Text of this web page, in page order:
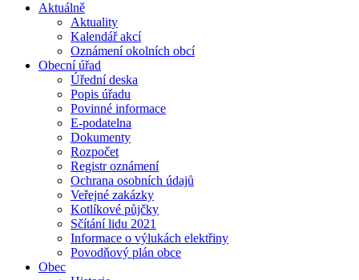
Aktuálně
Aktuality
Kalendář akcí
Oznámení okolních obcí
Obecní úřad
Úřední deska
Popis úřadu
Povinné informace
E-podatelna
Dokumenty
Rozpočet
Registr oznámení
Ochrana osobních údajů
Veřejné zakázky
Kotlíkové půjčky
Sčítání lidu 2021
Informace o výlukách elektřiny
Povodňový plán obce
Obec